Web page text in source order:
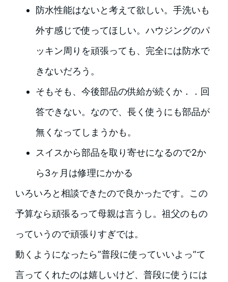
防水性能はないと考えて欲しい。手洗いも
外す感じで使ってほしい。ハウジングのパ
ッキン周りを頑張っても、完全には防水で
きないだろう。
そもそも、今後部品の供給が続くか．．回
答できない。なので、長く使うにも部品が
無くなってしまうかも。
スイスから部品を取り寄せになるので2か
ら3ヶ月は修理にかかる
いろいろと相談できたので良かったです。この
予算なら頑張るって母親は言うし。祖父のもの
っていうので頑張りすぎでは。
動くようになったら”普段に使っていいよっ”て
言ってくれたのは嬉しいけど、普段に使うには